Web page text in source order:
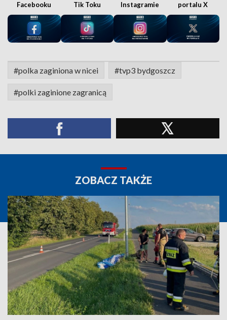
Facebooku
Tik Toku
Instagramie
portalu X
#polka zaginiona w nicei #tvp3 bydgoszcz
#polki zaginione zagranicą
ZOBACZ TAKŻE